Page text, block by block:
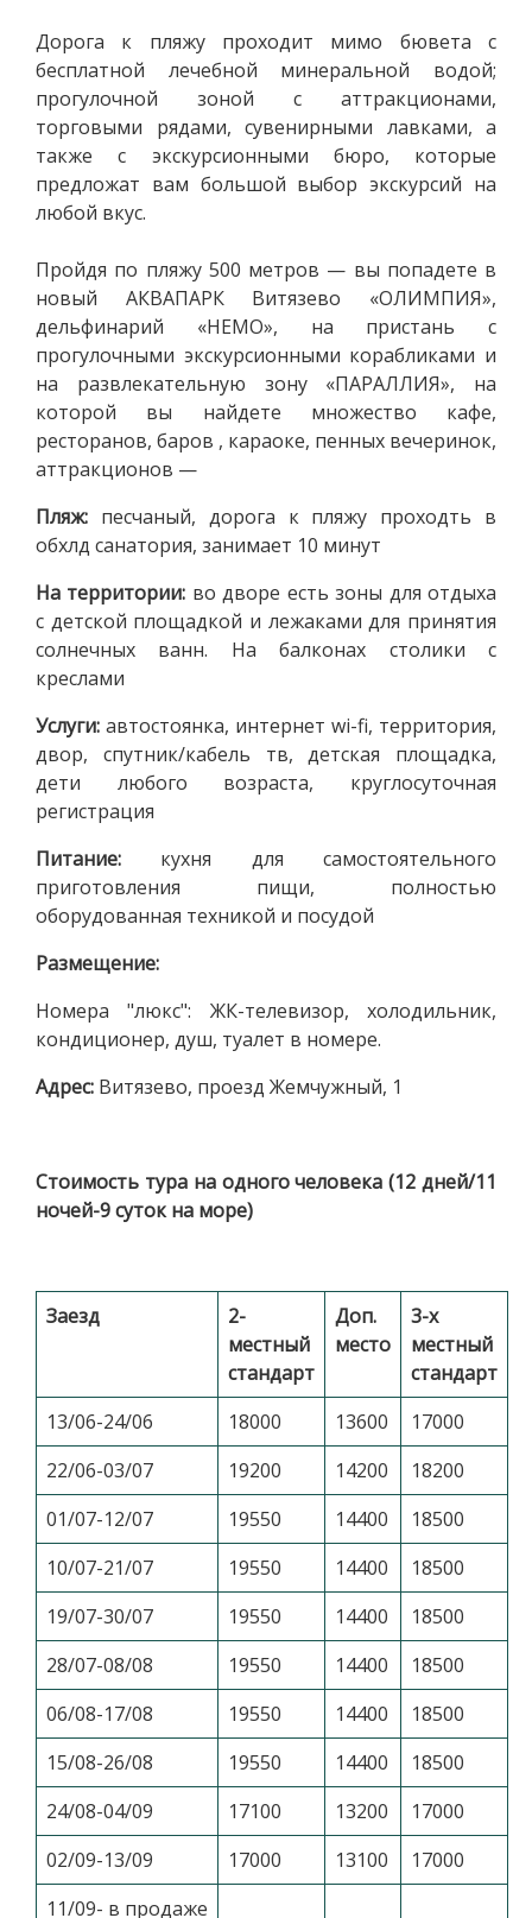
Дорога к пляжу проходит мимо бювета с
бесплатной лечебной минеральной водой;
прогулочной зоной с аттракционами,
торговыми рядами, сувенирными лавками, а
также с экскурсионными бюро, которые
предложат вам большой выбор экскурсий на
любой вкус.
Пройдя по пляжу 500 метров — вы попадете в
новый АКВАПАРК Витязево «ОЛИМПИЯ»,
дельфинарий «НЕМО», на пристань с
прогулочными экскурсионными корабликами и
на развлекательную зону «ПАРАЛЛИЯ», на
которой вы найдете множество кафе,
ресторанов, баров , караоке, пенных вечеринок,
аттракционов —
Пляж: песчаный, дорога к пляжу проходть в
обхлд санатория, занимает 10 минут
На территории: во дворе есть зоны для отдыха
с детской площадкой и лежаками для принятия
солнечных ванн. На балконах столики с
креслами
Услуги: автостоянка, интернет wi-fi, территория,
двор, спутник/кабель тв, детская площадка,
дети любого возраста, круглосуточная
регистрация
Питание:
кухня для самостоятельного
приготовления пищи, полностью
оборудованная техникой и посудой
Размещение:
Номера "люкс": ЖК-телевизор, холодильник,
кондиционер, душ, туалет в номере.
Адрес: Витязево, проезд Жемчужный, 1
Стоимость тура на одного человека (12 дней/11
ночей-9 суток на море)
Заезд
2-
местный
стандарт
Доп.
место
3-х
местный
стандарт
13/06-24/06
18000 13600
17000
22/06-03/07
19200 14200
18200
01/07-12/07
19550 14400
18500
10/07-21/07
19550 14400
18500
19/07-30/07
19550 14400
18500
28/07-08/08
19550 14400
18500
06/08-17/08
19550 14400
18500
15/08-26/08
19550 14400
18500
24/08-04/09
17100 13200
17000
02/09-13/09
17000 13100
17000
11/09- в продаже